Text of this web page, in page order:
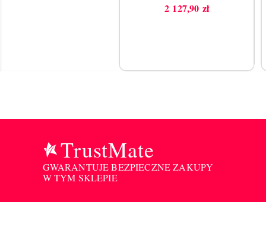
Cena
2 127,90 zł
TrustMate
GWARANTUJE BEZPIECZNE ZAKUPY
W TYM SKLEPIE